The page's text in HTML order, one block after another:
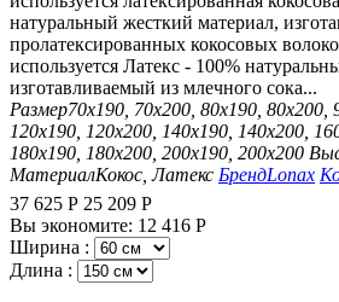
натуральный жесткий материал,
пролатексированных кокосовых
используется Латекс - 100%
изготавливаемый из млечного сока...
Размер70х190, 70х200, 80х190, 80х200,
120х190, 120х200, 140х190, 140х200,
180х190, 180х200, 200х190, 200х200
МатериалКокос, Латекс БрендLonax
37 625 Р 25 209 Р
Вы экономите: 12 416 Р
Ширина :
Длина :